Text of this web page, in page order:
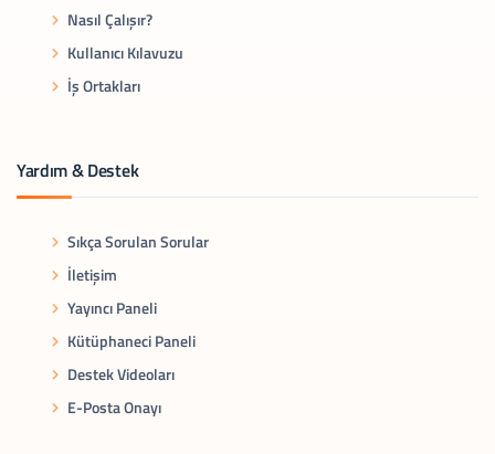
Nasıl Çalışır?
Kullanıcı Kılavuzu
İş Ortakları
Yardım & Destek
Sıkça Sorulan Sorular
İletişim
Yayıncı Paneli
Kütüphaneci Paneli
Destek Videoları
E-Posta Onayı